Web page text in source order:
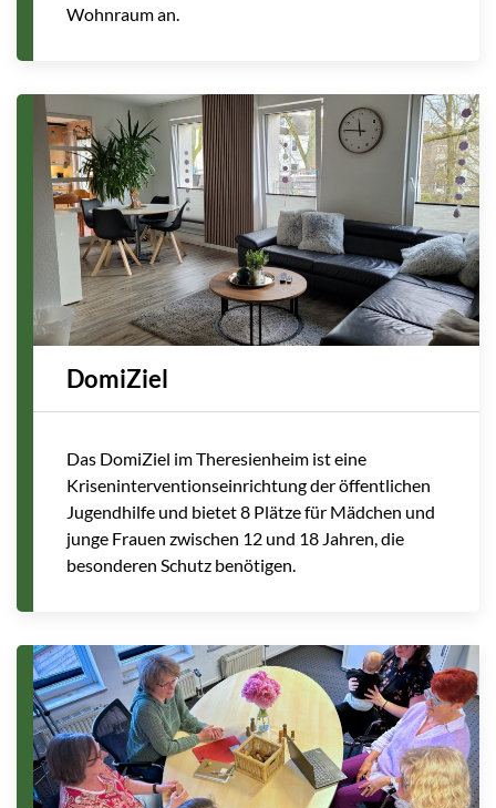
Wohnraum an.
DomiZiel
Das DomiZiel im Theresienheim ist eine
Kriseninterventionseinrichtung der öffentlichen
Jugendhilfe und bietet 8 Plätze für Mädchen und
junge Frauen zwischen 12 und 18 Jahren, die
besonderen Schutz benötigen.